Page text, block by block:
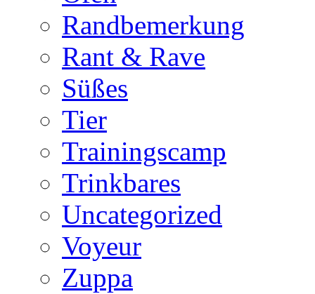
Randbemerkung
Rant & Rave
Süßes
Tier
Trainingscamp
Trinkbares
Uncategorized
Voyeur
Zuppa